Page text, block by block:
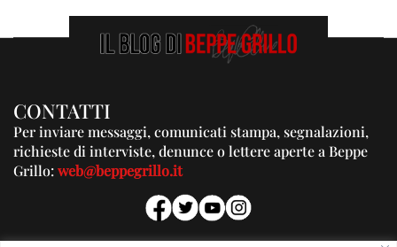
CONTATTI
Per inviare messaggi, comunicati stampa, segnalazioni,
richieste di interviste, denunce o lettere aperte a Beppe
Grillo:web@beppegrillo.it